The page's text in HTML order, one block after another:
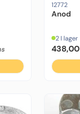
12772
Anod
2 I lager
438,00